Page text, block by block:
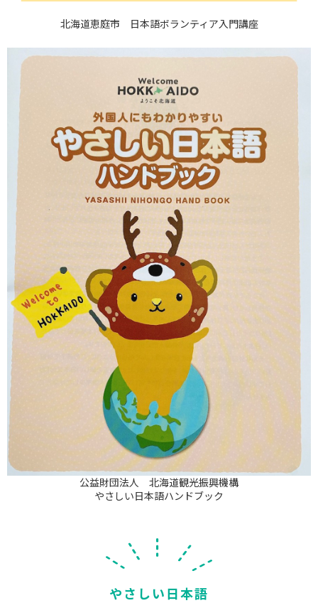
北海道恵庭市 日本語ボランティア入門講座
公益財団法人 北海道観光振興機構
やさしい日本語ハンドブック
やさしい日本語